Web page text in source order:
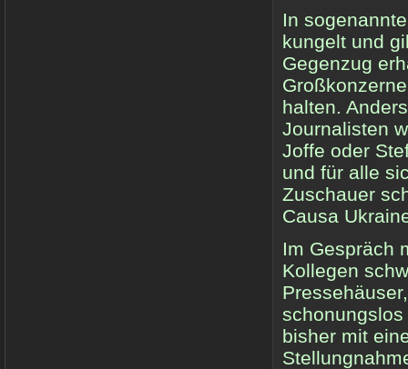
In
kungelt und
Gegenzug
halten.
Journalisten
Joffe oder
und für alle
Zuschauer
Causa
Im Gespräch
Kollegen
schonungslos
bisher mit